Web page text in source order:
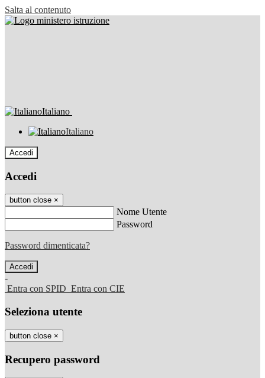
Salta al contenuto
Italiano
Italiano
Accedi
Accedi
button close ×
Nome Utente
Password
Password dimenticata?
-
Entra con SPID Entra con CIE
Seleziona utente
button close ×
Recupero password